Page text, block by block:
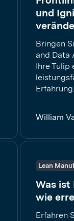
und
Bringen
and Data
Ihre Tulip
William
Lean
Was ist
wie
Erfahren